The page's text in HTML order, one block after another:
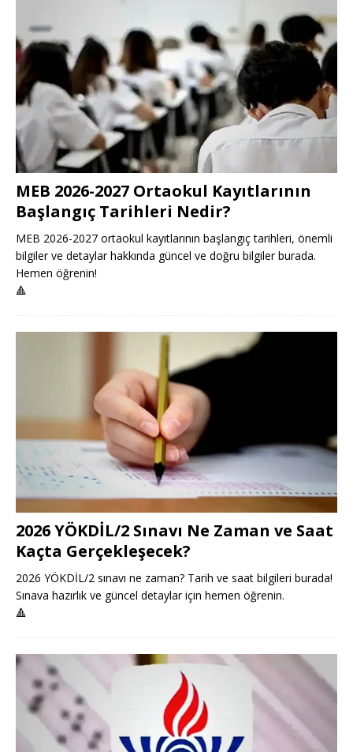
MEB 2026-2027 Ortaokul Kayıtlarının
Başlangıç Tarihleri Nedir?
MEB 2026-2027 ortaokul kayıtlarının başlangıç tarihleri, önemli
bilgiler ve detaylar hakkında güncel ve doğru bilgiler burada.
Hemen öğrenin!
🔺
2026 YÖKDİL/2 Sınavı Ne Zaman ve Saat
Kaçta Gerçekleşecek?
2026 YÖKDİL/2 sınavı ne zaman? Tarih ve saat bilgileri burada!
Sınava hazırlık ve güncel detaylar için hemen öğrenin.
🔺